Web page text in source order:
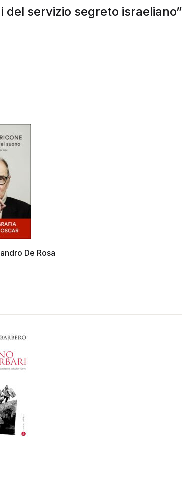
del servizio segreto israeliano”
De Rosa